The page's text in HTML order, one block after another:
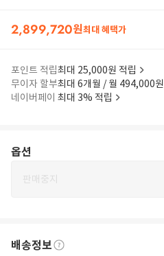
2,899,720원최대 혜택가
포인트 적립최대 25,000원 적립
무이자 할부최대 6개월 / 월 494,000원
네이버페이 최대 3% 적립
옵션
판매중지
배송정보